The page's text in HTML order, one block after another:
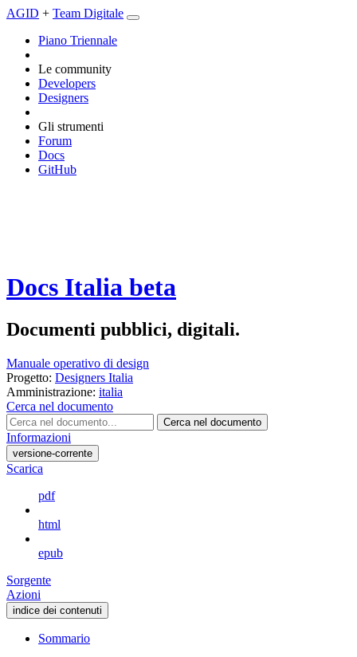
AGID + Team Digitale
Piano Triennale
Le community
Developers
Designers
Gli strumenti
Forum
Docs
GitHub
Docs Italia beta
Documenti pubblici, digitali.
Manuale operativo di design
Progetto: Designers Italia
Amministrazione: italia
Cerca nel documento
Cerca nel documento
Informazioni
versione-corrente
Scarica
pdf
html
epub
Sorgente
Azioni
indice dei contenuti
Sommario